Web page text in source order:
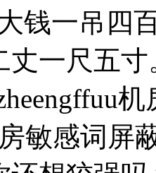
钱一吊四
丈一尺五
敏感词屏